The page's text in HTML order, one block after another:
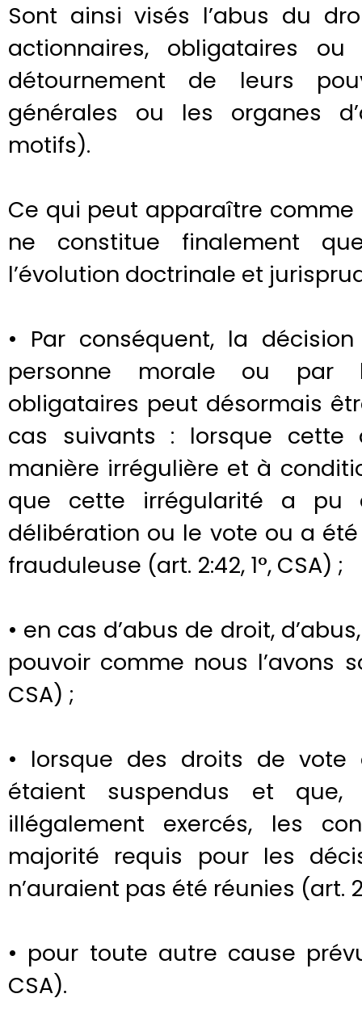
Sont ainsi visés l’abus du
actionnaires, obligataires
détournement de leurs
générales ou les organes
motifs).
Ce qui peut apparaître
ne constitue finalement
l’évolution doctrinale et
• Par conséquent, la
personne morale ou par
obligataires peut désormais
cas suivants : lorsque
manière irrégulière et à
que cette irrégularité a pu
délibération ou le vote ou a
frauduleuse (art. 2:42, 1°, CSA) ;
• en cas d’abus de droit,
pouvoir comme nous l’avons
CSA) ;
• lorsque des droits de vote
étaient suspendus et
illégalement exercés, les
majorité requis pour les
n’auraient pas été réunies (art.
• pour toute autre cause
CSA).